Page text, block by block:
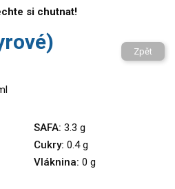
si chutnat!
Zpět
SAFA: 3.3 g
Cukry: 0.4 g
Vláknina: 0 g